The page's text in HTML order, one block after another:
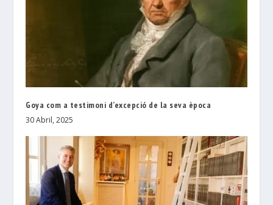
Goya com a testimoni d’excepció de la seva època
30 Abril, 2025